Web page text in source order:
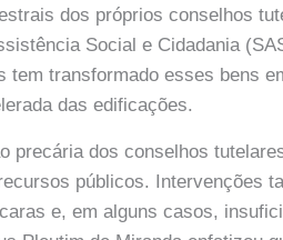
dos próprios conselhos
Social e Cidadania
transformado esses bens
das edificações.
precária dos conselhos
públicos. Intervenções
e, em alguns casos,